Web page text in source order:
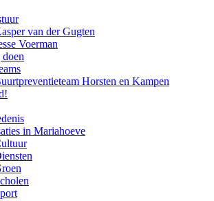
van der Gugten
Voerman
Horsten en Kampen
in Mariahoeve